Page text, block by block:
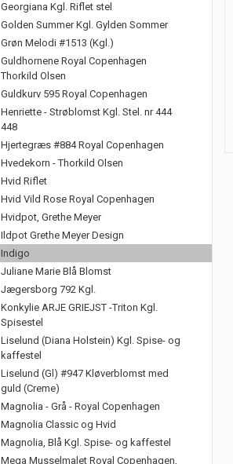
Georgiana Kgl. Riflet stel
Golden Summer Kgl. Gylden Sommer
Grøn Melodi #1513 (Kgl.)
Guldhornene Royal Copenhagen
Thorkild Olsen
Guldkurv 595 Royal Copenhagen
Henriette - Strøblomst Kgl. Stel. nr 444
448
Hjertegræs #884 Royal Copenhagen
Hvedekorn - Thorkild Olsen
Hvid Riflet
Hvid Vild Rose Royal Copenhagen
Hvidpot, Grethe Meyer
Ildpot Grethe Meyer Design
Indigo
Juliane Marie Blå Blomst
Jægersborg 792 Kgl.
Konkylie ARJE GRIEJST -Triton Kgl.
Spisestel
Liselund (Diana Holstein) Kgl. Spise- og
kaffestel
Liselund (Gl) #947 Kløverblomst med
guld (Creme)
Magnolia - Grå - Royal Copenhagen
Magnolia Classic og Hvid
Magnolia, Blå Kgl. Spise- og kaffestel
Mega Musselmalet Royal Copenhagen,